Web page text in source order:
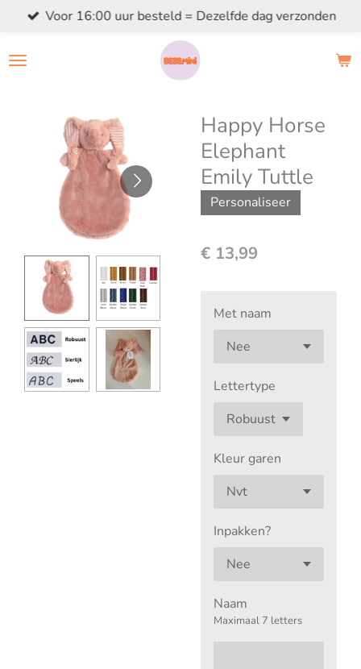
naar
Voor 16:00 uur besteld = Dezelfde dag verzonden
Happy Horse
Elephant
Emily Tuttle
Personaliseer
€ 13,99
Met naam
Lettertype
Kleur garen
Inpakken?
Naam
Maximaal 7 letters